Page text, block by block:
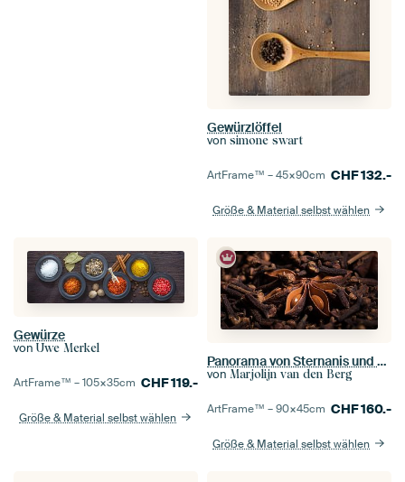
Gewürzlöffel
von simone swart
ArtFrame™ –45×90cm CHF132.-
Größe & Material selbst wählen
Gewürze
von Uwe Merkel
ArtFrame™ –105×35cm CHF119.-
Größe & Material selbst wählen
Panorama von Sternanis und Nelken
von Marjolijn van den Berg
ArtFrame™ –90×45cm CHF160.-
Größe & Material selbst wählen